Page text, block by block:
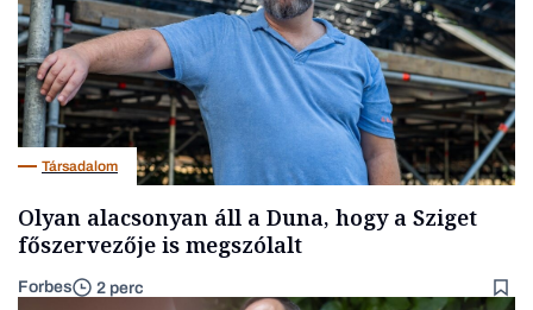
Társadalom
Olyan alacsonyan áll a Duna, hogy a Sziget
főszervezője is megszólalt
Forbes 2 perc